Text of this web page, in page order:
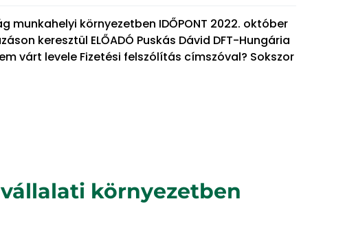
környezetben IDŐPONT 2022. október
keresztül ELŐADÓ Puskás Dávid DFT-Hungária
várt levele Fizetési felszólítás címszóval? Sokszor
környezetben